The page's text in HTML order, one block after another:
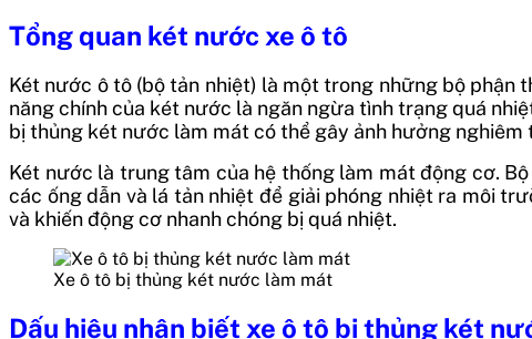
Tổng quan két nước xe ô tô
Két nước ô tô (bộ tản nhiệt) là một trong những bộ phận
năng chính của két nước là ngăn ngừa tình trạng quá
bị thủng két nước làm mát có thể gây ảnh hưởng nghiêm
Két nước là trung tâm của hệ thống làm mát động cơ.
các ống dẫn và lá tản nhiệt để giải phóng nhiệt ra môi
và khiến động cơ nhanh chóng bị quá nhiệt.
Xe ô tô bị thủng két nước làm mát
Dấu hiệu nhận biết xe ô tô bị thủng két